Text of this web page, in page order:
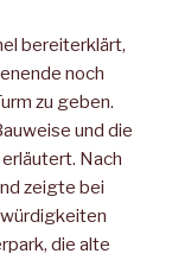
bereiterklärt,
noch
zu geben.
und die
Nach
zeigte bei
die alte